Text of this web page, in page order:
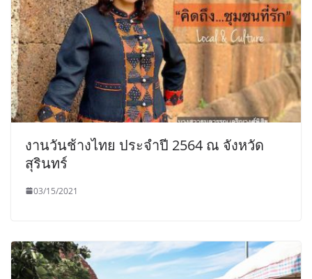
งานวันช้างไทย ประจำปี 2564 ณ จังหวัด
สุรินทร์
03/15/2021